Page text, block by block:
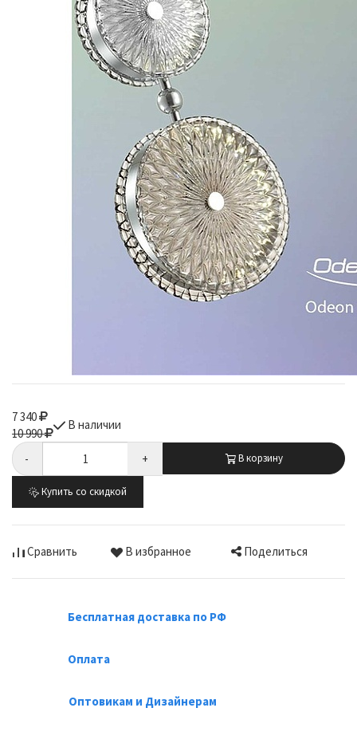
7 340
10 990
В наличии
- + В корзину
Купить со скидкой
Сравнить В избранное Поделиться
Бесплатная доставка по РФ
Оплата
Оптовикам и Дизайнерам